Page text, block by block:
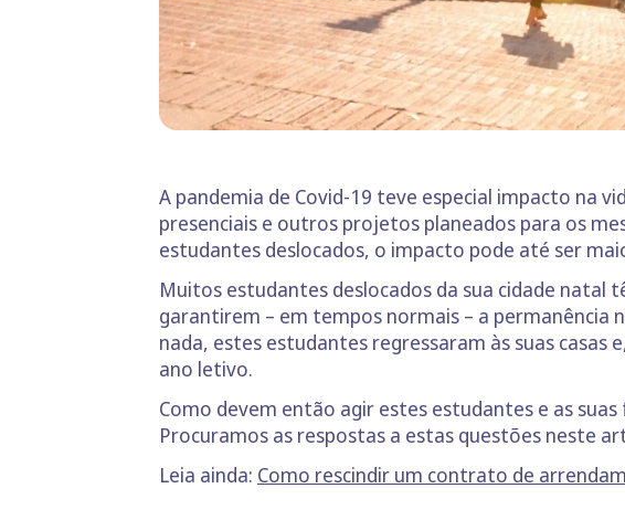
A pandemia de Covid-19 teve especial impacto na
presenciais e outros projetos planeados para os
estudantes deslocados, o impacto pode até ser
Muitos estudantes deslocados da sua cidade
garantirem – em tempos normais – a permanência
nada, estes estudantes regressaram às suas
ano letivo.
Como devem então agir estes estudantes e as
Procuramos as respostas a estas questões neste
Leia ainda: Como rescindir um contrato de